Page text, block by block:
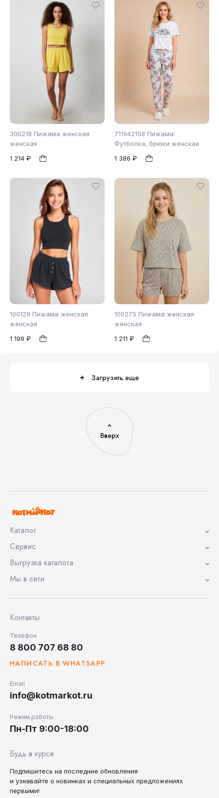
300218 Пижама женская
женская
1 214 ₽
44 46
711942158 Пижама:
Футболка, брюки женская
1 386 ₽
46 48
52
100129 Пижама женская
женская
1 199 ₽
44 46
100275 Пижама женская
женская
1 211 ₽
44
Загрузить еще
Вверх
Каталог
Сервис
Выгрузка каталога
Мы в сети
Контакты
Телефон
8 800 707 68 80
НАПИСАТЬ В WHATSAPP
Email
info@kotmarkot.ru
Режим работы
Пн-Пт 9:00-18:00
Будь в курсе
Подпишитесь на последние обновления
и узнавайте о новинках и специальных предложениях
первыми!